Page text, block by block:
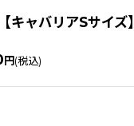
キャバリアSサイズ】
円(税込)